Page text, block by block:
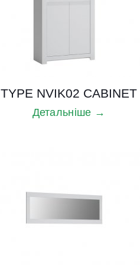
TYPE NVIK02 CABINET
Детальніше →